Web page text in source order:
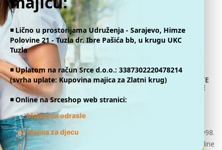
◾️ Lično u prostorijama Udruženja - Sarajevo, Himze
Polovine 21 - Tuzla dr. Ibre Pašića bb, u krugu UKC
Tuzla
◾️ Uplatom na račun Srce d.o.o.: 3387302220478214
(svrha uplate: Kupovina majica za Zlatni krug)
◾️ Online na Srceshop web stranici:
👕Majice za odrasle
👕Majica za djecu
DONATE
ONLINE
Šaban Delić
I ja sam mladiCa
Moje ime je Šaban Delić. Živim u Kaknju i rođen sam 30.10.1998.
godine. Idem u MSŠ Kakanj. Dana 19.11.2015 godine